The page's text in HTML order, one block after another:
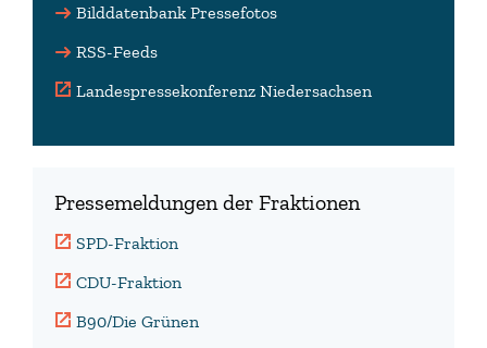
Bilddatenbank Pressefotos
RSS-Feeds
Landespressekonferenz Niedersachsen
Pressemeldungen der Fraktionen
SPD-Fraktion
CDU-Fraktion
B90/Die Grünen